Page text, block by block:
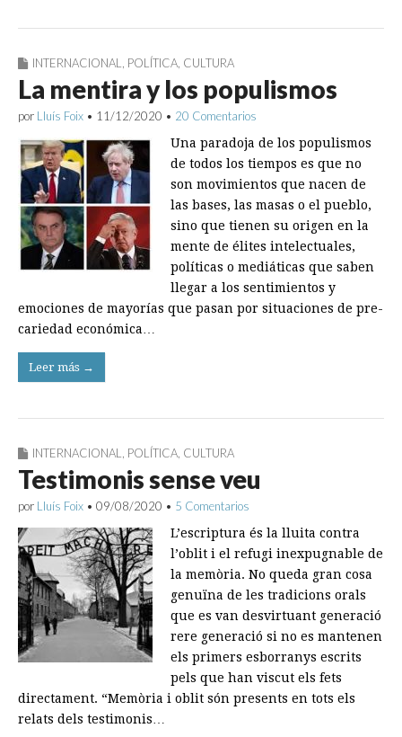
INTERNACIONAL, POLÍTICA, CULTURA
La mentira y los populismos
por Lluís Foix • 11/12/2020 • 20 Comentarios
Una paradoja de los po­pulismos
de todos los tiempos es que no
son movimientos que nacen de
las bases, las masas o el pueblo,
sino que tienen su origen en la
mente de élites intelectuales,
políticas o mediáticas que saben
llegar a los ­sentimientos y
emociones de mayorías que pasan por situaciones de pre­
cariedad económica…
Leer más →
INTERNACIONAL POLÍTICA CULTURA
Testimonis sense veu
por Lluís Foix • 09/08/2020 • 5 Comentarios
L’escriptura és la lluita contra
l’oblit i el refugi inexpugnable de
la memòria. No queda gran cosa
genuïna de les tradicions orals
que es van desvirtuant generació
rere generació si no es mantenen
els primers esborranys escrits
pels que han viscut els fets
directament. “Memòria i oblit són presents en tots els
relats dels testimonis…